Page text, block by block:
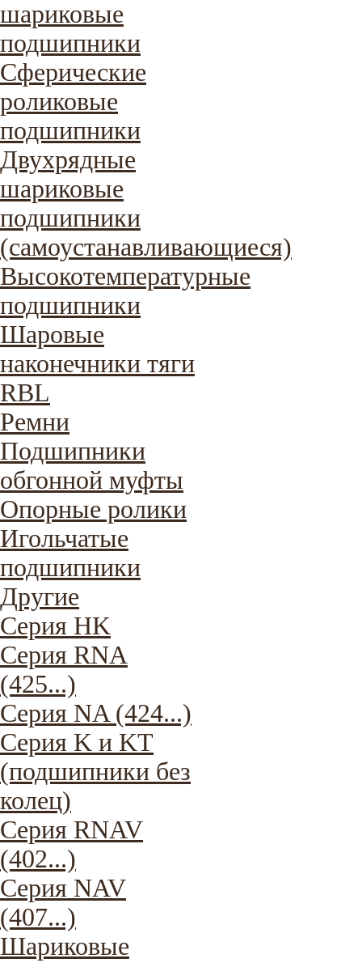
шариковые
подшипники
Сферические
роликовые
подшипники
Двухрядные
шариковые
подшипники
(самоустанавливающиеся)
Высокотемпературные
подшипники
Шаровые
наконечники тяги
RBL
Ремни
Подшипники
обгонной муфты
Опорные ролики
Игольчатые
подшипники
Другие
Серия HK
Серия RNA
(425...)
Серия NA (424...)
Серия K и KT
(подшипники без
колец)
Серия RNAV
(402...)
Серия NAV
(407...)
Шариковые